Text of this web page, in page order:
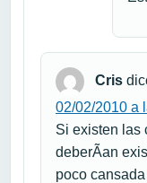
Cris
02/02/2010 a
Si existen las
deberÃ­an
poco